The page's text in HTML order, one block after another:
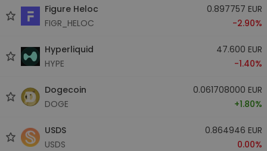
Figure Heloc
FIGR_HELOC
0.897757 EUR
-2.90%
Hyperliquid
HYPE
47.600 EUR
-1.40%
Dogecoin
DOGE
0.061708000 EUR
+1.80%
USDS
USDS
0.864946 EUR
0.00%